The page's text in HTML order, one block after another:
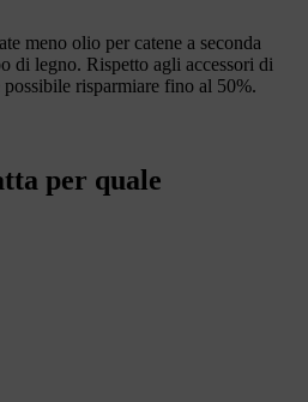
meno olio per catene a seconda
di legno. Rispetto agli accessori di
risparmiare fino al 50%.
per quale